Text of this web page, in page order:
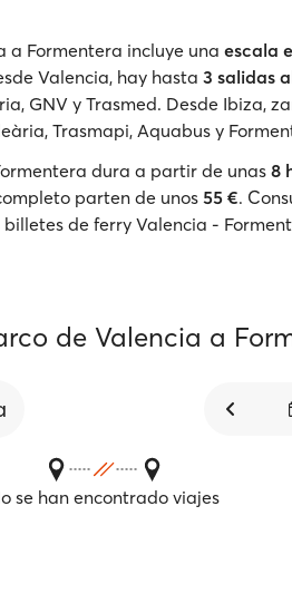
a Formentera incluye una escala
Valencia, hay hasta 3 salidas
GNV y Trasmed. Desde Ibiza,
Trasmapi, Aquabus y
dura a partir de unas8
parten de unos 55 €.
de ferry Valencia -
de Valencia a
se han encontrado viajes